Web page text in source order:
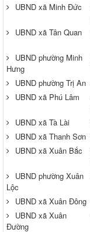
UBND xã Minh Đức
UBND xã Tân Quan
UBND phường Minh
Hưng
UBND phường Trị An
UBND xã Phú Lâm
UBND xã Tà Lài
UBND xã Thanh Sơn
UBND xã Xuân Bắc
UBND phường Xuân
Lộc
UBND xã Xuân Đông
UBND xã Xuân
Đường